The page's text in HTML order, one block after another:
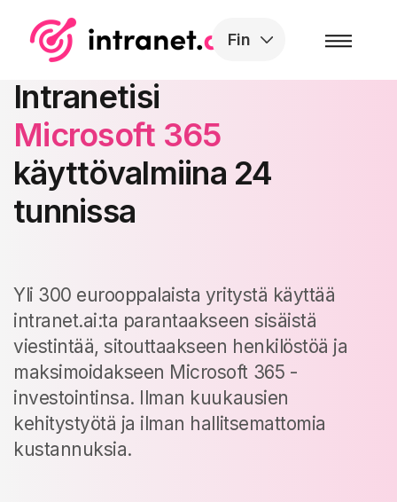
Fin
Intranetisi
Microsoft 365
käyttövalmiina 24
tunnissa
Yli 300 eurooppalaista yritystä käyttää
intranet.ai:ta parantaakseen sisäistä
viestintää, sitouttaakseen henkilöstöä ja
maksimoidakseen Microsoft 365 -
investointinsa. Ilman kuukausien
kehitystyötä ja ilman hallitsemattomia
kustannuksia.